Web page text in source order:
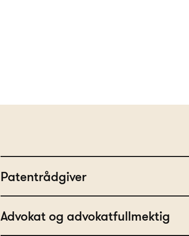
Patentrådgiver
Advokat og advokatfullmektig